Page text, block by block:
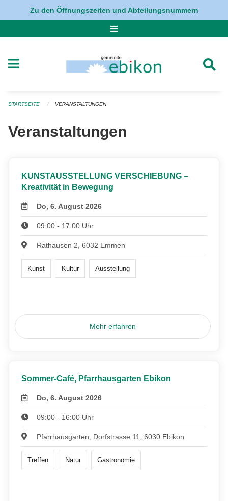
Navigation überspringen
Zu den Öffnungszeiten und Abteilungsnummern
STARTSEITE VERANSTALTUNGEN
Veranstaltungen
KUNSTAUSSTELLUNG VERSCHIEBUNG –
Kreativität in Bewegung
Do, 6. August 2026
09:00 - 17:00 Uhr
Rathausen 2, 6032 Emmen
Kunst Kultur Ausstellung
Mehr erfahren
Sommer-Café, Pfarrhausgarten Ebikon
Do, 6. August 2026
09:00 - 16:00 Uhr
Pfarrhausgarten, Dorfstrasse 11, 6030 Ebikon
Treffen Natur Gastronomie